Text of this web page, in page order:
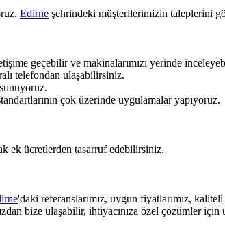
Edirne şehrindeki müşterilerimizin taleplerini
geçebilir ve makinalarımızı yerinde
telefondan ulaşabilirsiniz.
çok üzerinde uygulamalar yapıyoruz.
ek ücretlerden tasarruf edebilirsiniz.
'daki referanslarımız, uygun fiyatlarımız,
bize ulaşabilir, ihtiyacınıza özel çözümler